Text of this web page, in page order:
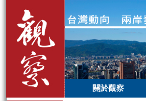
關於觀察